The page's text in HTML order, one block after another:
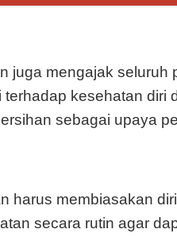
juga mengajak seluruh
terhadap kesehatan diri
sebagai upaya
harus membiasakan
secara rutin agar